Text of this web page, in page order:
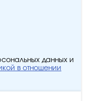
данных и
в отношении